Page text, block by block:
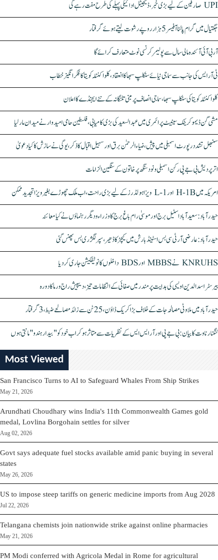
UPI صارفین کے لیے بڑی خبر، ڈیجیٹل ادائیگی پہلے کی طرح مفت رہے گی
جگتیال میں گرام پالنا آفیسر 5 ہزار روپے رشوت لیتے ہوئے گرفتار
آر بی آئی آئندہ مالی سال سے پولیمر کرنسی نوٹ متعارف کرائے گا
ٹی آر ایس کی جانب سے سماجی نیائے سنکلپ سبھا کا انعقاد، کلواکنٹلہ کویتا کا فکر انگیز خطاب
کلواکنٹلہ کویتا کی سنکلپ سبھا، سماجی انصاف پر مبنی تلنگانہ کے نئے ایجنڈے کا اعلان
مشی گن ڈیموکریٹک سینیٹ پرائمری میں عبدالسعید کی بڑی کامیابی، فلسطین حامی امیدوار نے میدان مار لیا
سنبھل تشدد رپورٹ اسمبلی میں پیش، ضیاء الرحمٰن برق اور سہیل اقبال کا ذکر، یوگی نے سازش کا کیا دعویٰ
اتر پردیش بی جے پی رکن اسمبلی ونود سنگھ پر خاتون کے سنگین الزامات
امریکہ میں H-1B اور L-1 ویزا ہولڈرز کے لیے بڑی راحت، اب ملک چھوڑے بغیر ویزا تجدید ممکن
حیدرآباد: سعیدآباد اسٹیل برج اور موسیٰ رام باغ برج کا وزراء و دیگر رہنماؤں نے کیا معائنہ
حیدرآباد: عارضی آر ٹی سی بس اسٹینڈ بارش میں کیچڑ کا ڈھیر، سپر لگژری بس پھنس گئی
KNRUHS نے MBBS اور BDS داخلوں کا نوٹیفکیشن جاری کر دیا
بیرسٹر اسدالدین اویسی کی ہدایت پر مندر میں صفائی کے انتظامات تیز، دیپیش راج ورما کا دورہ
حیدرآباد میں ملاوٹی مصالحہ جات کے خلاف بڑا کریک ڈاؤن، 25 ٹن سے زائد مصالحے ضبط، 3 گرفتار
کنگنا رناوت کا بیان: بی جے پی اور آر ایس ایس کے نظریات سے متاثر ہو کر اب خود کو "بیدار ہندو" مانتی ہوں
Most Viewed
San Francisco Turns to AI to Safeguard Whales From Ship Strikes
May 21, 2026
Arundhati Choudhary wins India's 11th Commonwealth Games gold
medal, Lovlina Borgohain settles for silver
Aug 02, 2026
Govt says adequate fuel stocks available amid panic buying in several
states
May 26, 2026
US to impose steep tariffs on generic medicine imports from Aug 2028
Jul 22, 2026
Telangana chemists join nationwide strike against online pharmacies
May 21, 2026
PM Modi conferred with Agricola Medal in Rome for agricultural